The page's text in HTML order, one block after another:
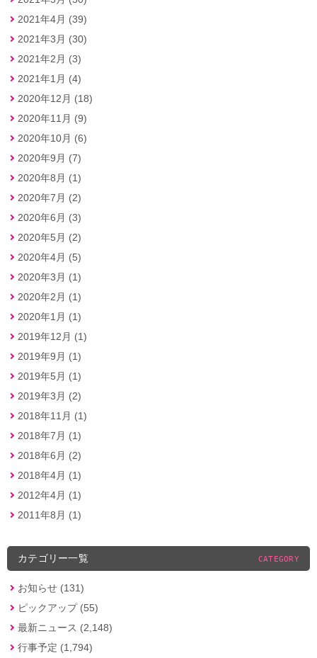
2021年4月 (39)
2021年3月 (30)
2021年2月 (3)
2021年1月 (4)
2020年12月 (18)
2020年11月 (9)
2020年10月 (6)
2020年9月 (7)
2020年8月 (1)
2020年7月 (2)
2020年6月 (3)
2020年5月 (2)
2020年4月 (5)
2020年3月 (1)
2020年2月 (1)
2020年1月 (1)
2019年12月 (1)
2019年9月 (1)
2019年5月 (1)
2019年3月 (2)
2018年11月 (1)
2018年7月 (1)
2018年6月 (2)
2018年4月 (1)
2012年4月 (1)
2011年8月 (1)
カテゴリー一覧 CATEGORY
お知らせ (131)
ピックアップ (55)
最新ニュース (2,148)
行事予定 (1,794)